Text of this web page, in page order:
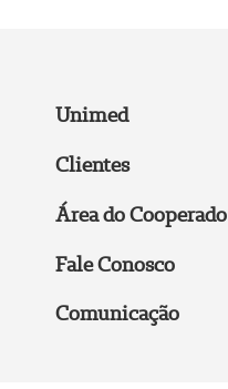
Unimed
Clientes
Área do Cooperado
Fale Conosco
Comunicação